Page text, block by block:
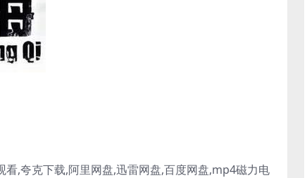
,夸克下载,阿里网盘,迅雷网盘,百度网盘,mp4磁力电